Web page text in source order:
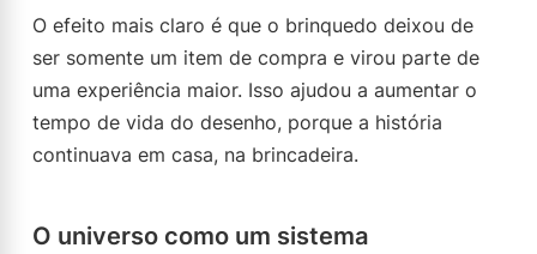
O efeito mais claro é que o brinquedo deixou de
ser somente um item de compra e virou parte de
uma experiência maior. Isso ajudou a aumentar o
tempo de vida do desenho, porque a história
continuava em casa, na brincadeira.
O universo como um sistema